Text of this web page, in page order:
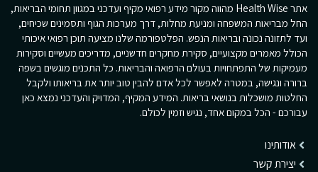
אתר Health Wise מהווה מקור מידע רפואי מקיף ועדכני במגוון תחומי הבריאות,
החל מבריאות המשפחה ומניעת מחלות, דרך מערכות הגוף ותסמינים שכיחים,
ועד לתזונה נכונה ובריאות הנפש. הפלטפורמה שלנו מציעה תוכן רפואי איכותי
הכולל מאמרים מקצועיים, סקירת מחקרים חדשניים, מדריכים מעשיים וסקירות
מעמיקות של התפתחויות בעולם הרפואה והבריאות. כל התכנים מוגשים בשפה
ברורה ונגישה, במטרה לאפשר לכל אדם להבין טוב יותר את בריאותו ולקבל
החלטות מושכלות בנושאי בריאות. המידע המקיף, המדויק והעדכני נמצא כאן
עבורכם - הכל במקום אחד, נגיש וזמין לכולם.
אודותינו
יצירת קשר